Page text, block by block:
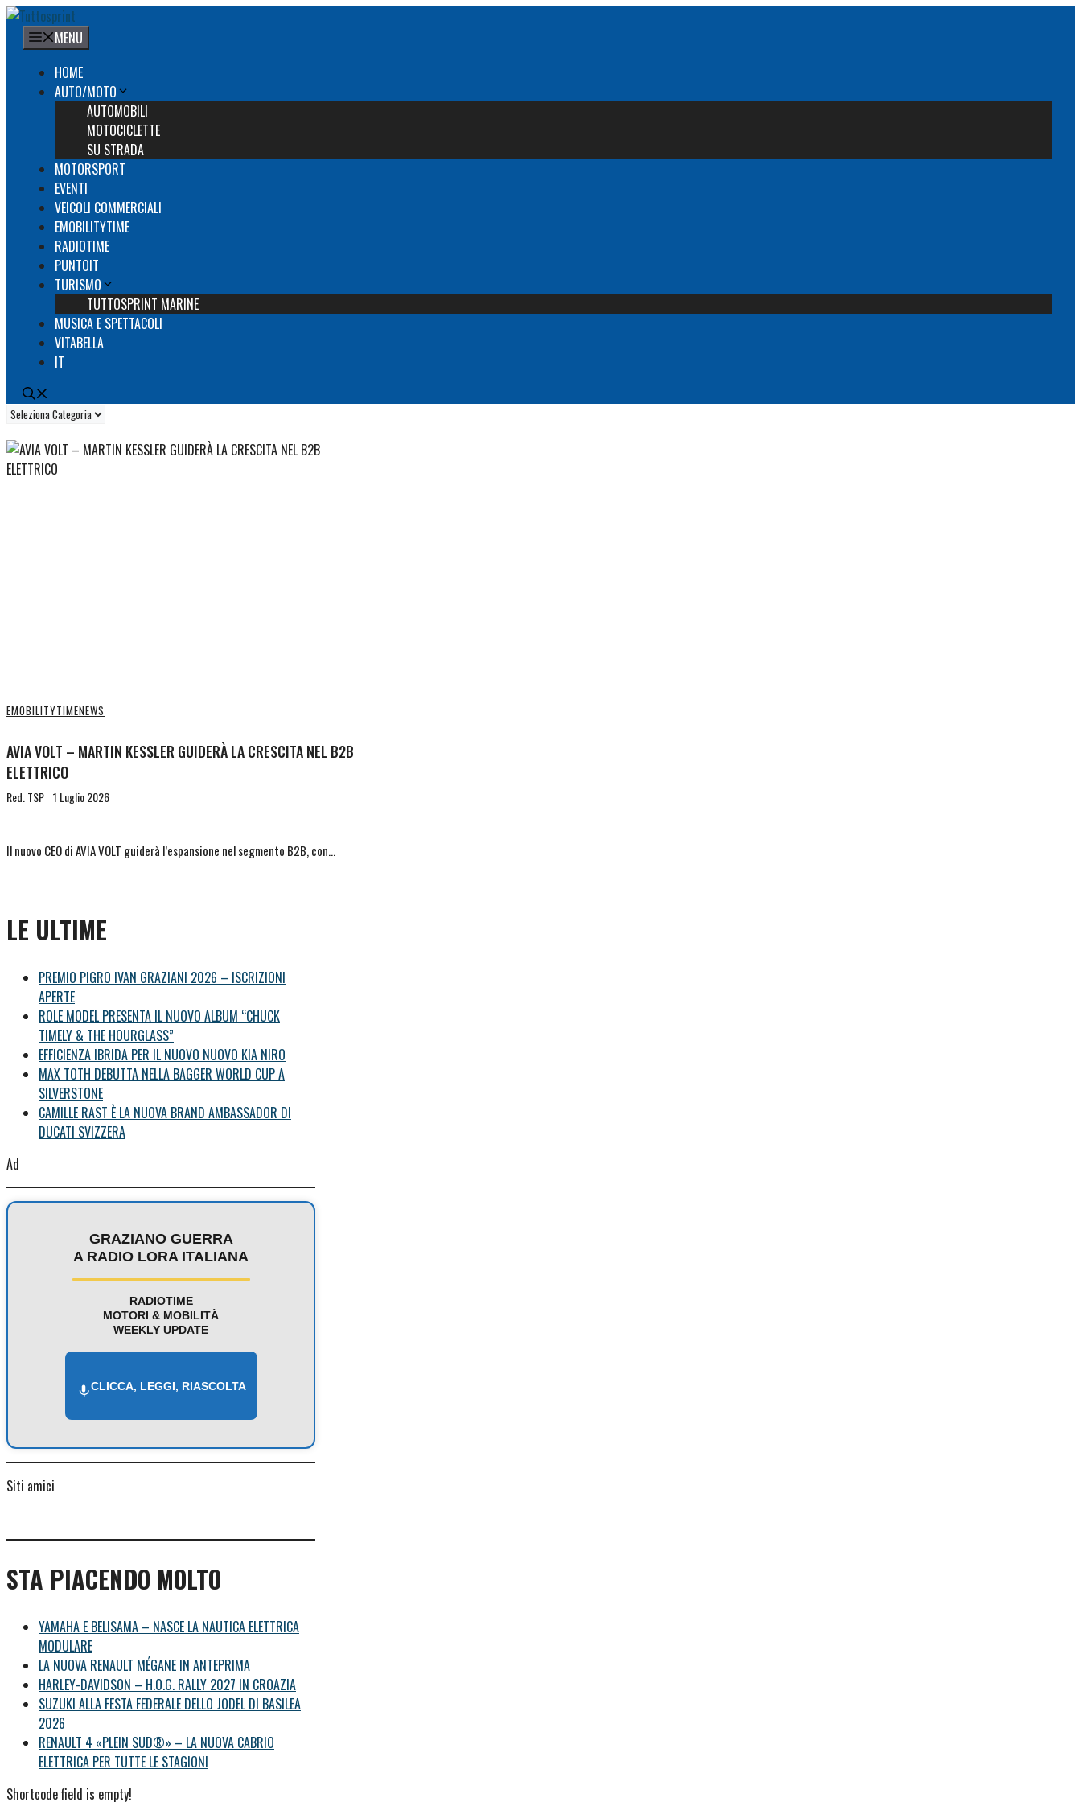
Vai
contenuto
MENU
HOME
AUTO/MOTO
AUTOMOBILI
MOTOCICLETTE
SU STRADA
MOTORSPORT
EVENTI
VEICOLI COMMERCIALI
EMOBILITYTIME
RADIOTIME
PUNTOIT
TURISMO
TUTTOSPRINT MARINE
MUSICA E SPETTACOLI
VITABELLA
IT
Categorie
EMOBILITYTIMENEWS
AVIA VOLT – MARTIN KESSLER GUIDERÀ LA CRESCITA NEL B2B
ELETTRICO
Red. TSP 1 Luglio 2026
Il nuovo CEO di AVIA VOLT guiderà l’espansione nel segmento B2B, con…
LE ULTIME
PREMIO PIGRO IVAN GRAZIANI 2026 – ISCRIZIONI
APERTE
ROLE MODEL PRESENTA IL NUOVO ALBUM “CHUCK
TIMELY & THE HOURGLASS”
EFFICIENZA IBRIDA PER IL NUOVO NUOVO KIA NIRO
MAX TOTH DEBUTTA NELLA BAGGER WORLD CUP A
SILVERSTONE
CAMILLE RAST È LA NUOVA BRAND AMBASSADOR DI
DUCATI SVIZZERA
Ad
GRAZIANO GUERRA
A RADIO LORA ITALIANA
RADIOTIME
MOTORI & MOBILITÀ
WEEKLY UPDATE
CLICCA, LEGGI, RIASCOLTA
Siti amici
STA PIACENDO MOLTO
YAMAHA E BELISAMA – NASCE LA NAUTICA ELETTRICA
MODULARE
LA NUOVA RENAULT MÉGANE IN ANTEPRIMA
HARLEY-DAVIDSON – H.O.G. RALLY 2027 IN CROAZIA
SUZUKI ALLA FESTA FEDERALE DELLO JODEL DI BASILEA
2026
RENAULT 4 «PLEIN SUD®» – LA NUOVA CABRIO
ELETTRICA PER TUTTE LE STAGIONI
Shortcode field is empty!